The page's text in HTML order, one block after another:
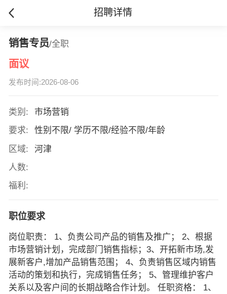
招聘详情
销售专员/全职
面议
发布时间:2026-08-06
类别:
市场营销
要求:
性别不限/ 学历不限/经验不限/年龄
区域:
河津
人数:
福利:
职位要求
岗位职责： 1、负责公司产品的销售及推广； 2、根据
市场营销计划，完成部门销售指标；3、开拓新市场,发
展新客户,增加产品销售范围； 4、负责销售区域内销售
活动的策划和执行，完成销售任务； 5、管理维护客户
关系以及客户间的长期战略合作计划。 任职资格： 1、